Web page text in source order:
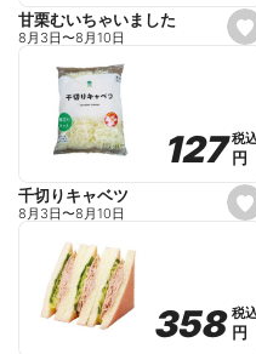
s
e
o
r
i
e
甘栗むいちゃいました
8月3日〜8月10日
s
e
o
r
i
127
127税
税
円
円
千切りキャベツ
8月3日〜8月10日
358
358税
税
円
円